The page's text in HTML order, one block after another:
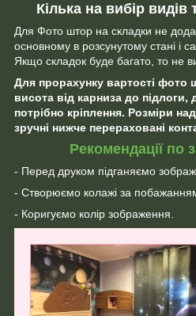
Кілька на вибір видів
Для Фото штор на складки не
основному в розсунутому стані і
Якщо складок буде багато, то не
Для прорахунку вартості фото
висота від карниза до підлоги,
потрібно кріплення. Розміри
зручні нижче перераховані
Рекомендації по
- Перед друком підганяємо
- Створюємо колажі за побажанням
- Коригуємо колір зображення.